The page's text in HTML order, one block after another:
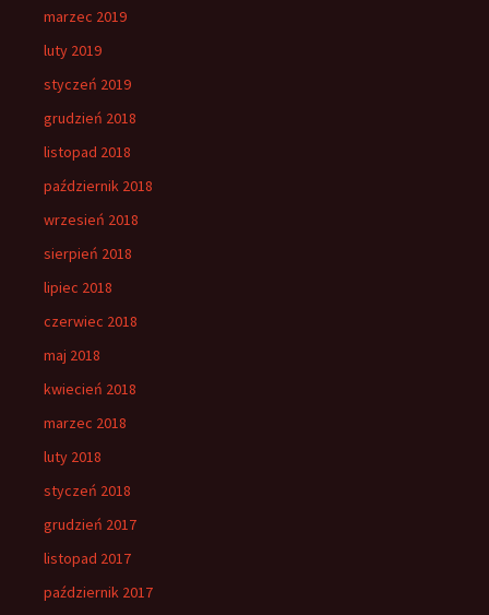
marzec 2019
luty 2019
styczeń 2019
grudzień 2018
listopad 2018
październik 2018
wrzesień 2018
sierpień 2018
lipiec 2018
czerwiec 2018
maj 2018
kwiecień 2018
marzec 2018
luty 2018
styczeń 2018
grudzień 2017
listopad 2017
październik 2017